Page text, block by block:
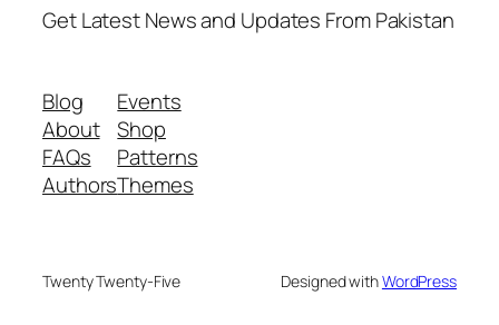
Get Latest News and Updates From Pakistan
Blog
About
FAQs
Authors
Events
Shop
Patterns
Themes
Twenty Twenty-Five Designed withWordPress